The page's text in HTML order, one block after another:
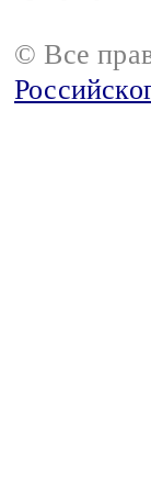
© Все